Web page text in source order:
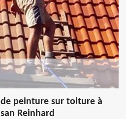
de peinture sur toiture à
Reinhard